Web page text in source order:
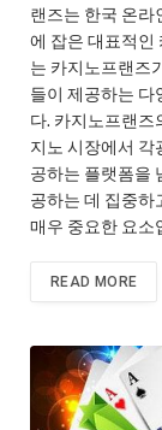
랜즈는 한국 온라
에 잡은 대표적인
는 카지노프랜즈
들이 제공하는 다
다. 카지노프랜즈
지노 시장에서 각
공하는 플랫폼을
공하는 데 집중하
매우 중요한 요소
READ MORE